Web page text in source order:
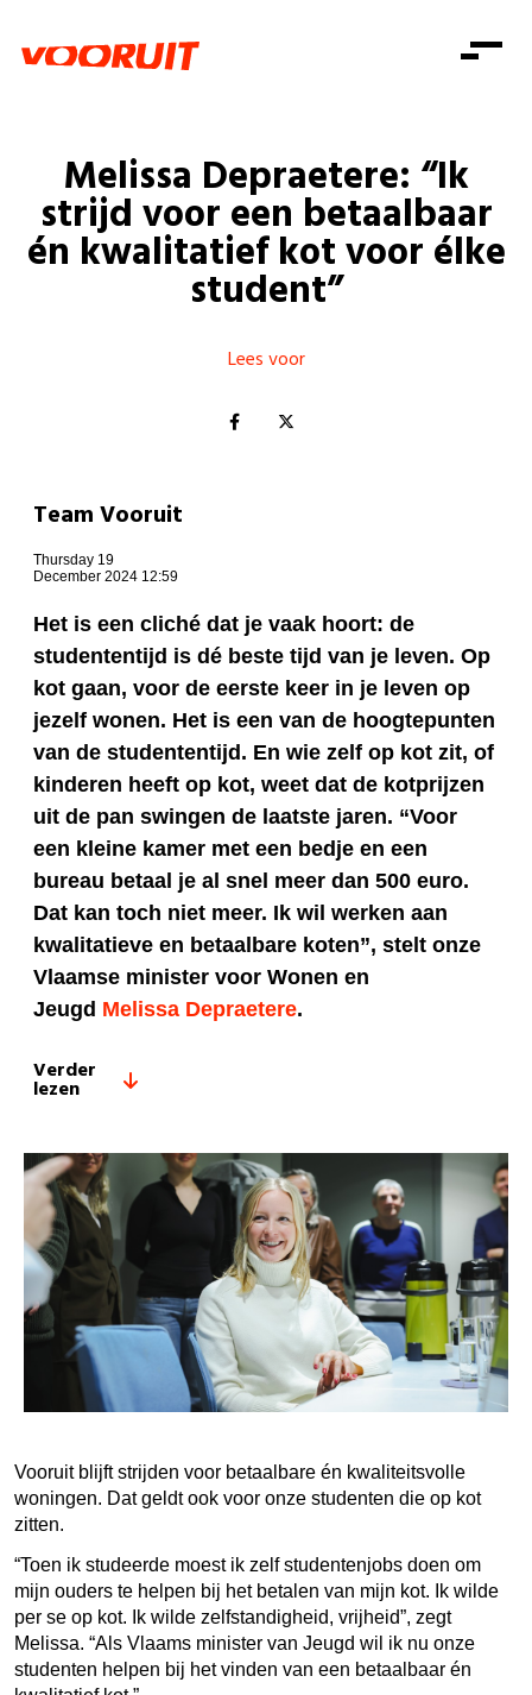
Zorg
Gelijke kansen
Welzijn
Kinderen en jongeren
Onze mensen
Standpunten
Vacatures
Doe mee
Doe mee
Word lid
Shop
Zoeken
Login
Login
Melissa Depraetere: “Ik
strijd voor een betaalbaar
én kwalitatief kot voor élke
student”
Lees voor
Team Vooruit
Thursday 19
December 2024 12:59
Het is een cliché dat je vaak hoort: de
studententijd is dé beste tijd van je leven. Op
kot gaan, voor de eerste keer in je leven op
jezelf wonen. Het is een van de hoogtepunten
van de studententijd. En wie zelf op kot zit, of
kinderen heeft op kot, weet dat de kotprijzen
uit de pan swingen de laatste jaren. “Voor
een kleine kamer met een bedje en een
bureau betaal je al snel meer dan 500 euro.
Dat kan toch niet meer. Ik wil werken aan
kwalitatieve en betaalbare koten”, stelt onze
Vlaamse minister voor Wonen en
Jeugd Melissa Depraetere.
Verder
lezen
Vooruit blijft strijden voor betaalbare én kwaliteitsvolle
woningen. Dat geldt ook voor onze studenten die op kot
zitten.
“Toen ik studeerde moest ik zelf studentenjobs doen om
mijn ouders te helpen bij het betalen van mijn kot. Ik wilde
per se op kot. Ik wilde zelfstandigheid, vrijheid”, zegt
Melissa. “Als Vlaams minister van Jeugd wil ik nu onze
studenten helpen bij het vinden van een betaalbaar én